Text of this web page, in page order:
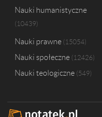
Nauki humanistyczne
10439
Nauki prawne 15054
Nauki społeczne 12426
Nauki teologiczne 549